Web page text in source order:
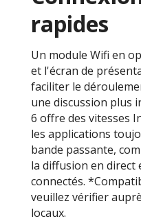
rapides
Un module Wifi en
et l'écran de
faciliter le
une discussion plus
6 offre des vitesses
les applications
bande passante,
la diffusion en direct
connectés.
veuillez vérifier
locaux.